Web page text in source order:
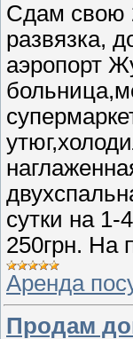
Сдам свою
развязка,
аэропорт
сутки на
250грн. На
Аренда
Продам